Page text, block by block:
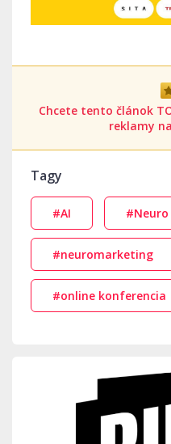
Chcete tento článok
reklamy
Tagy
#AI #Neuro
#neuromarketing
#online konferencia